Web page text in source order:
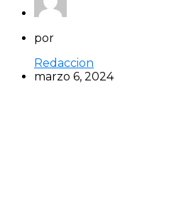
por
Redaccion
marzo 6, 2024